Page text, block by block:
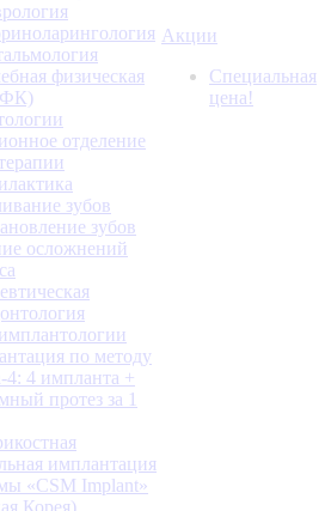
физическая
отделение
зубов
зубов
осложнений
по методу
4: 4 импланта +
протез за 1
имплантация
«CSM Implant»
Корея)
Акции
Специальная
цена!